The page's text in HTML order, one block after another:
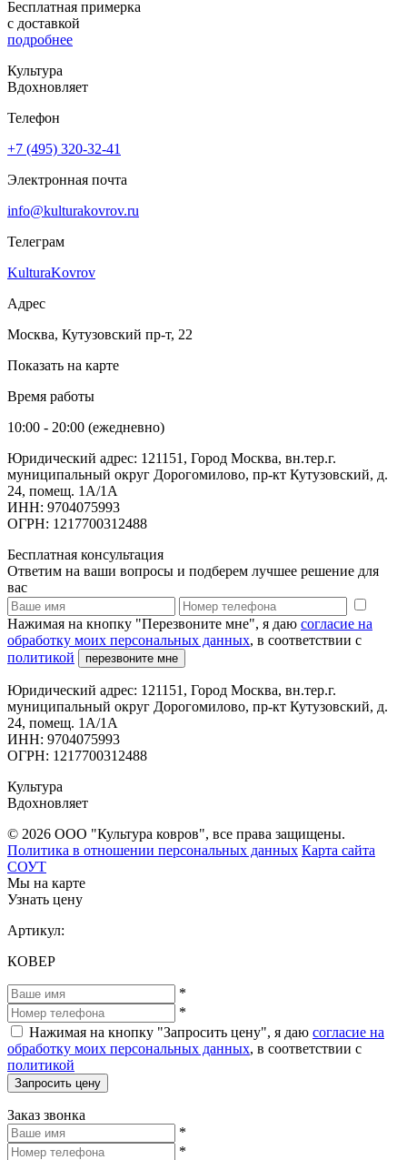
Бесплатная примерка
с доставкой
подробнее
Культура
Вдохновляет
Телефон
+7 (495) 320-32-41
Электронная почта
info@kulturakovrov.ru
Телеграм
KulturaKovrov
Адрес
Москва, Кутузовский пр-т, 22
Показать на карте
Время работы
10:00 - 20:00 (ежедневно)
Юридический адрес: 121151, Город Москва, вн.тер.г.
муниципальный округ Дорогомилово, пр-кт Кутузовский, д.
24, помещ. 1А/1А
ИНН: 9704075993
ОГРН: 1217700312488
Бесплатная консультация
Ответим на ваши вопросы и подберем лучшее решение для
вас
Нажимая на кнопку "Перезвоните мне", я даю согласие на
обработку моих персональных данных, в соответствии с
политикой
перезвоните мне
Юридический адрес: 121151, Город Москва, вн.тер.г.
муниципальный округ Дорогомилово, пр-кт Кутузовский, д.
24, помещ. 1А/1А
ИНН: 9704075993
ОГРН: 1217700312488
Культура
Вдохновляет
© 2026 ООО "Культура ковров", все права защищены.
Политика в отношении персональных данных Карта сайта
СОУТ
Мы на карте
Узнать цену
Артикул:
КОВЕР
*
*
Нажимая на кнопку "Запросить цену", я даю согласие на
обработку моих персональных данных, в соответствии с
политикой
Запросить цену
Заказ звонка
*
*